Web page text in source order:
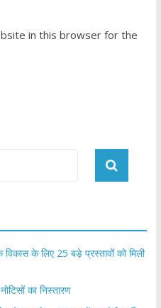
in this browser for the
के लिए 25 बड़े प्रस्तावों को मिली
का निस्तारण